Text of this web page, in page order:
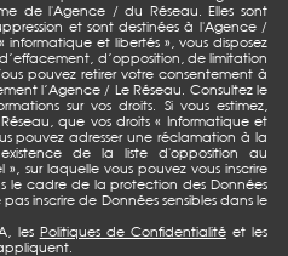
de l'Agence / du Réseau. Elles sont
et sont destinées à l'Agence /
et libertés », vous disposez
d’opposition, de limitation
pouvez retirer votre consentement à
l’Agence / Le Réseau. Consultez le
sur vos droits. Si vous estimez,
que vos droits « Informatique et
pouvez adresser une réclamation à la
de la liste d'opposition au
sur laquelle vous pouvez vous inscrire
le cadre de la protection des Données
inscrire de Données sensibles dans le
les Politiques de Confidentialitéet les